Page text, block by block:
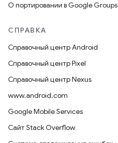
О портировании в Google Groups
СПРАВКА
Справочный центр Android
Справочный центр Pixel
Справочный центр Nexus
www.android.com
Google Mobile Services
Сайт Stack Overflow